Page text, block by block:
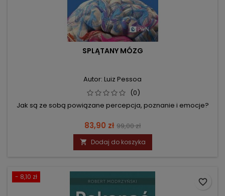
SPLĄTANY MÓZG
Autor: Luiz Pessoa
(0)
Jak są ze sobą powiązane percepcja, poznanie i emocje?
Cena
83,90 zł Cena
podstawowa
99,00 zł
 Dodaj do koszyka
- 8,10 zł
favorite_border